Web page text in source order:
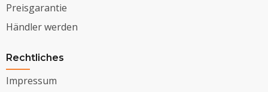
Preisgarantie
Händler werden
Rechtliches
Impressum